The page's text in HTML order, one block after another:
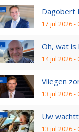
Dagobert
17 jul 2026 -
Oh, wat is
14 jul 2026 -
Vliegen
13 jul 2026 -
Uw
13 jul 2026 -